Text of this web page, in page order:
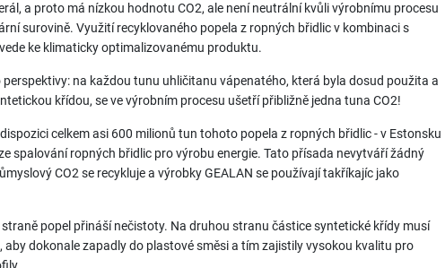
a proto má nízkou hodnotu CO2, ale není neutrální kvůli výrobnímu procesu
surovině. Využití recyklovaného popela z ropných břidlic v kombinaci s
ke klimaticky optimalizovanému produktu.
na každou tunu uhličitanu vápenatého, která byla dosud použita a
křídou, se ve výrobním procesu ušetří přibližně jedna tuna CO2!
celkem asi 600 milionů tun tohoto popela z ropných břidlic - v Estonsku
spalování ropných břidlic pro výrobu energie. Tato přísada nevytváří žádný
CO2 se recykluje a výrobky GEALAN se používají takříkajíc jako
straně popel přináší nečistoty. Na druhou stranu částice syntetické křídy musí
aby dokonale zapadly do plastové směsi a tím zajistily vysokou kvalitu pro